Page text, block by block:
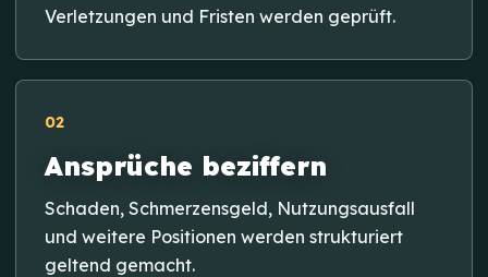
Verletzungen und Fristen werden geprüft.
02
Ansprüche beziffern
Schaden, Schmerzensgeld, Nutzungsausfall
und weitere Positionen werden strukturiert
geltend gemacht.